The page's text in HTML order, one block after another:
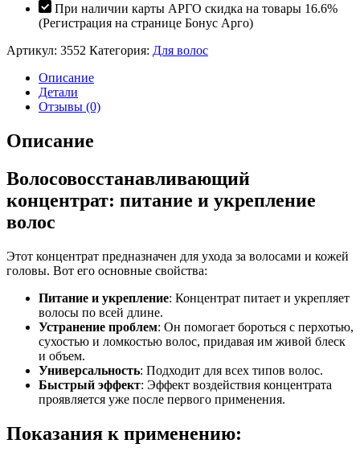
При наличии карты АРГО скидка на товары 16.6%
(Регистрация на странице Бонус Арго)
Артикул: 3552 Категория: Для волос
Описание
Детали
Отзывы (0)
Описание
Волосовосстанавливающий
концентрат: питание и укрепление
волос
Этот концентрат предназначен для ухода за волосами и кожей
головы. Вот его основные свойства:
Питание и укрепление: Концентрат питает и укрепляет
волосы по всей длине.
Устранение проблем: Он помогает бороться с перхотью,
сухостью и ломкостью волос, придавая им живой блеск
и объем.
Универсальность: Подходит для всех типов волос.
Быстрый эффект: Эффект воздействия концентрата
проявляется уже после первого применения.
Показания к применению: